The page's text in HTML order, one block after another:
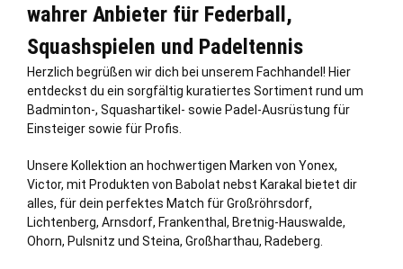
wahrer Anbieter für Federball,
Squashspielen und Padeltennis
Herzlich begrüßen wir dich bei unserem Fachhandel! Hier
entdeckst du ein sorgfältig kuratiertes Sortiment rund um
Badminton-, Squashartikel- sowie Padel-Ausrüstung für
Einsteiger sowie für Profis.
Unsere Kollektion an hochwertigen Marken von Yonex,
Victor, mit Produkten von Babolat nebst Karakal bietet dir
alles, für dein perfektes Match für Großröhrsdorf,
Lichtenberg, Arnsdorf, Frankenthal, Bretnig-Hauswalde,
Ohorn, Pulsnitz und Steina, Großharthau, Radeberg